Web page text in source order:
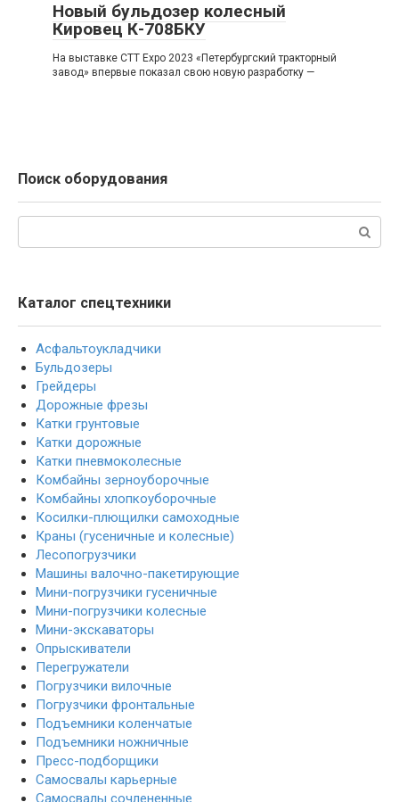
Новый бульдозер колесный
Кировец К-708БКУ
На выставке CTT Expo 2023 «Петербургский тракторный
завод» впервые показал свою новую разработку —
Поиск оборудования
Каталог спецтехники
Асфальтоукладчики
Бульдозеры
Грейдеры
Дорожные фрезы
Катки грунтовые
Катки дорожные
Катки пневмоколесные
Комбайны зерноуборочные
Комбайны хлопкоуборочные
Косилки-плющилки самоходные
Краны (гусеничные и колесные)
Лесопогрузчики
Машины валочно-пакетирующие
Мини-погрузчики гусеничные
Мини-погрузчики колесные
Мини-экскаваторы
Опрыскиватели
Перегружатели
Погрузчики вилочные
Погрузчики фронтальные
Подъемники коленчатые
Подъемники ножничные
Пресс-подборщики
Самосвалы карьерные
Самосвалы сочлененные